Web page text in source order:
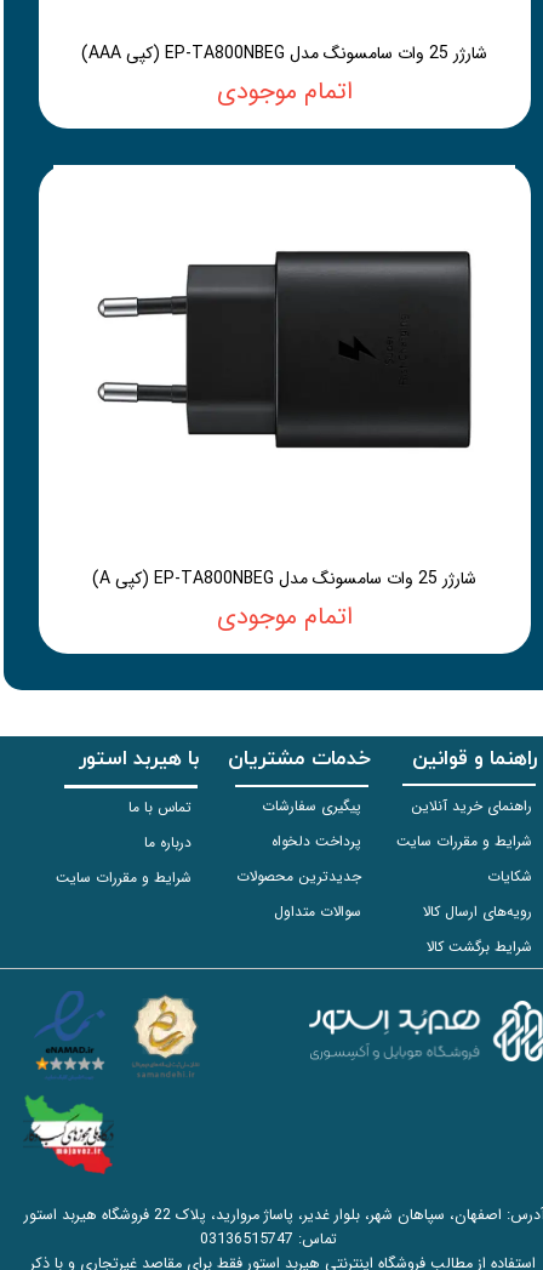
شارژر 25 وات سامسونگ مدل EP-TA800NBEG (کپی AAA)
اتمام موجودی
شارژر 25 وات سامسونگ مدل EP-TA800NBEG (کپی A)
اتمام موجودی
راهنما و قوانین
راهنمای خرید آنلاین
شرایط و مقررات سایت
شکایات
رویه‌های ارسال کالا
شرایط برگشت کالا
خدمات مشتریان
پیگیری سفارشات
پرداخت دلخواه
جدیدترین محصولات
سوالات متداول
با هیربد استور
تماس با ما
درباره ما
شرایط و مقررات سایت
آدرس: اصفهان، سپاهان شهر، بلوار غدیر، پاساژ مروارید، پلاک 22 فروشگاه هیربد استور
تماس: 03136515747
استفاده از مطالب فروشگاه اینترنتی هیربد استور فقط برای مقاصد غیرتجاری و با ذکر